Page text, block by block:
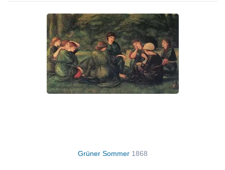
Grüner Sommer 1868